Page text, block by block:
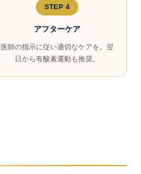
STEP 4
アフターケア
医師の指示に従い適切なケアを。翌
日から有酸素運動も推奨。